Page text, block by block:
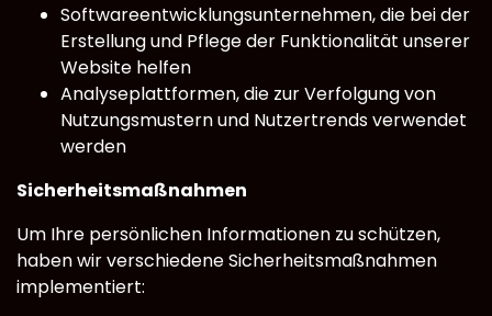
Softwareentwicklungsunternehmen, die bei der
Erstellung und Pflege der Funktionalität unserer
Website helfen
Analyseplattformen, die zur Verfolgung von
Nutzungsmustern und Nutzertrends verwendet
werden
Sicherheitsmaßnahmen
Um Ihre persönlichen Informationen zu schützen,
haben wir verschiedene Sicherheitsmaßnahmen
implementiert: